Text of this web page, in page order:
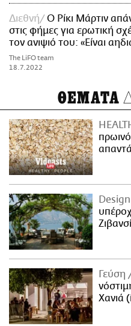
Διεθνή
Ο Ρίκι Μάρτιν
στις φήμες για ερωτική
τον ανιψιό του: «Είναι
The LiFO team
18.7.2022
ΘΕΜΑΤΑ
Design
Ζιβανσί
Γεύση
Χανιά